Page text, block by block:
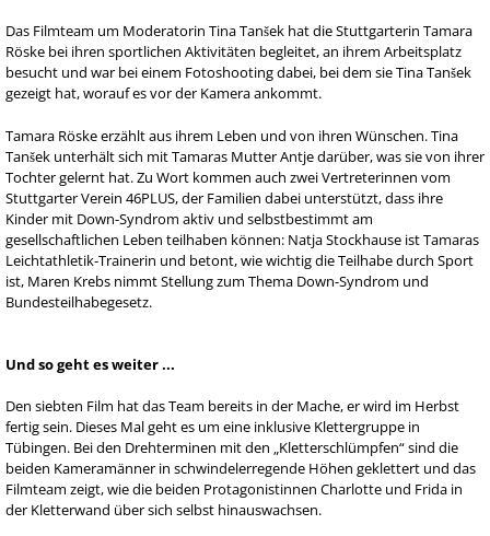
Das Filmteam um Moderatorin Tina Tanšek hat die Stuttgarterin Tamara
Röske bei ihren sportlichen Aktivitäten begleitet, an ihrem Arbeitsplatz
besucht und war bei einem Fotoshooting dabei, bei dem sie Tina Tanšek
gezeigt hat, worauf es vor der Kamera ankommt.
Tamara Röske erzählt aus ihrem Leben und von ihren Wünschen. Tina
Tanšek unterhält sich mit Tamaras Mutter Antje darüber, was sie von ihrer
Tochter gelernt hat. Zu Wort kommen auch zwei Vertreterinnen vom
Stuttgarter Verein 46PLUS, der Familien dabei unterstützt, dass ihre
Kinder mit Down-Syndrom aktiv und selbstbestimmt am
gesellschaftlichen Leben teilhaben können: Natja Stockhause ist Tamaras
Leichtathletik-Trainerin und betont, wie wichtig die Teilhabe durch Sport
ist, Maren Krebs nimmt Stellung zum Thema Down-Syndrom und
Bundesteilhabegesetz.
Und so geht es weiter ...
Den siebten Film hat das Team bereits in der Mache, er wird im Herbst
fertig sein. Dieses Mal geht es um eine inklusive Klettergruppe in
Tübingen. Bei den Drehterminen mit den „Kletterschlümpfen“ sind die
beiden Kameramänner in schwindelerregende Höhen geklettert und das
Filmteam zeigt, wie die beiden Protagonistinnen Charlotte und Frida in
der Kletterwand über sich selbst hinauswachsen.